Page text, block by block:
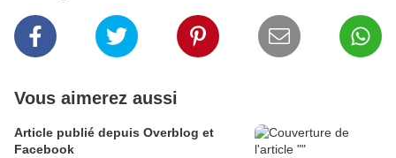
Vous aimerez aussi
Article publié depuis Overblog et
Facebook